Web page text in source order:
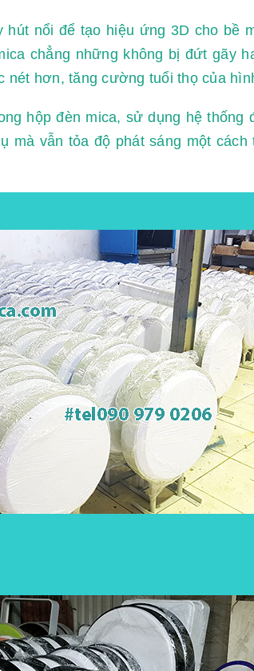
hút nổi để tạo hiệu ứng 3D cho bề
chẳng những không bị đứt gãy
nét hơn, tăng cường tuổi thọ của
hộp đèn mica, sử dụng hệ thống
mà vẫn tỏa độ phát sáng một